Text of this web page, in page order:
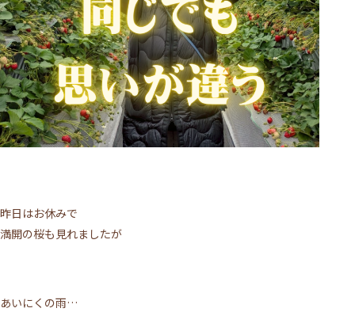
昨日はお休みで
満開の桜も見れましたが
あいにくの雨…